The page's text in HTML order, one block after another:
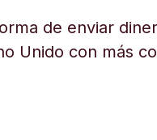
de enviar
Unido con más